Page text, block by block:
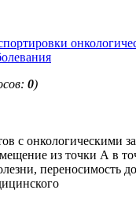
0)
с онкологическими
из точки А в
переносимость